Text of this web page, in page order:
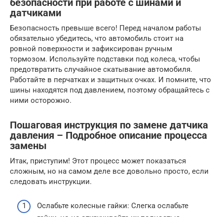
безопасности при работе с шинами и
датчиками
Безопасность превыше всего! Перед началом работы
обязательно убедитесь, что автомобиль стоит на
ровной поверхности и зафиксирован ручным
тормозом. Используйте подставки под колеса, чтобы
предотвратить случайное скатывание автомобиля.
Работайте в перчатках и защитных очках. И помните, что
шины находятся под давлением, поэтому обращайтесь с
ними осторожно.
Пошаговая инструкция по замене датчика
давления – Подробное описание процесса
замены
Итак, приступим! Этот процесс может показаться
сложным, но на самом деле все довольно просто, если
следовать инструкции.
Ослабьте колесные гайки: Слегка ослабьте